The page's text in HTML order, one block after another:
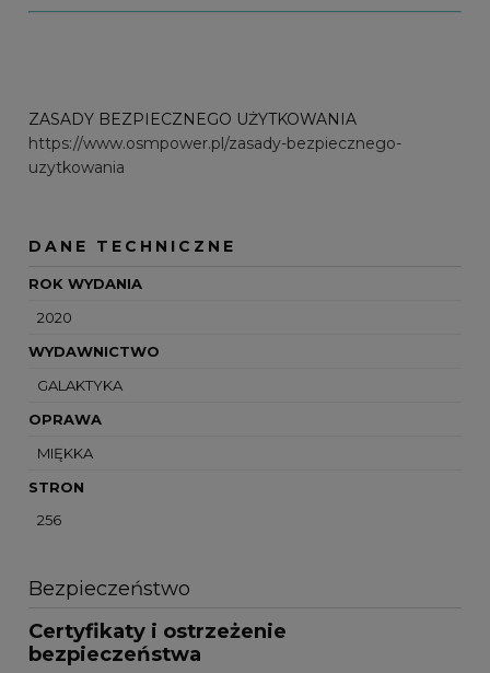
ZASADY BEZPIECZNEGO UŻYTKOWANIA
https://www.osmpower.pl/zasady-bezpiecznego-
uzytkowania
DANE TECHNICZNE
ROK WYDANIA
2020
WYDAWNICTWO
GALAKTYKA
OPRAWA
MIĘKKA
STRON
256
Bezpieczeństwo
Certyfikaty i ostrzeżenie
bezpieczeństwa